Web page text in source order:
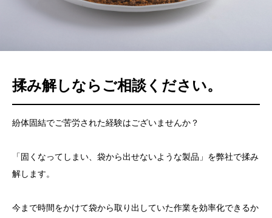
揉み解しならご相談ください。
紛体固結でご苦労された経験はございませんか？
「固くなってしまい、袋から出せないような製品」を弊社で揉み
解します。
今まで時間をかけて袋から取り出していた作業を効率化できるか